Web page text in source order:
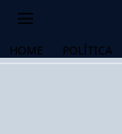
HOME POLÍTICA